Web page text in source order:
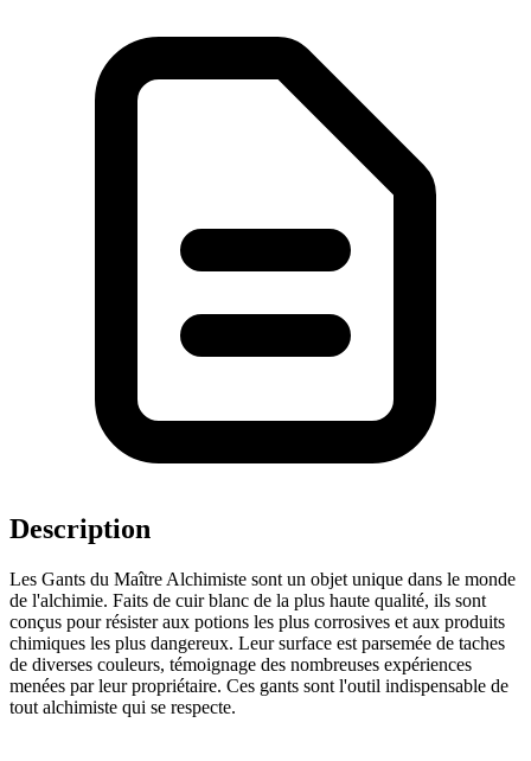
Description
Les Gants du Maître Alchimiste sont un objet unique dans le monde
de l'alchimie. Faits de cuir blanc de la plus haute qualité, ils sont
conçus pour résister aux potions les plus corrosives et aux produits
chimiques les plus dangereux. Leur surface est parsemée de taches
de diverses couleurs, témoignage des nombreuses expériences
menées par leur propriétaire. Ces gants sont l'outil indispensable de
tout alchimiste qui se respecte.